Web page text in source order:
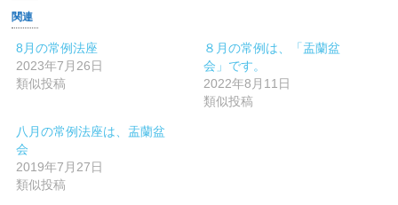
関連
8月の常例法座
2023年7月26日
類似投稿
８月の常例は、「盂蘭盆
会」です。
2022年8月11日
類似投稿
八月の常例法座は、盂蘭盆
会
2019年7月27日
類似投稿